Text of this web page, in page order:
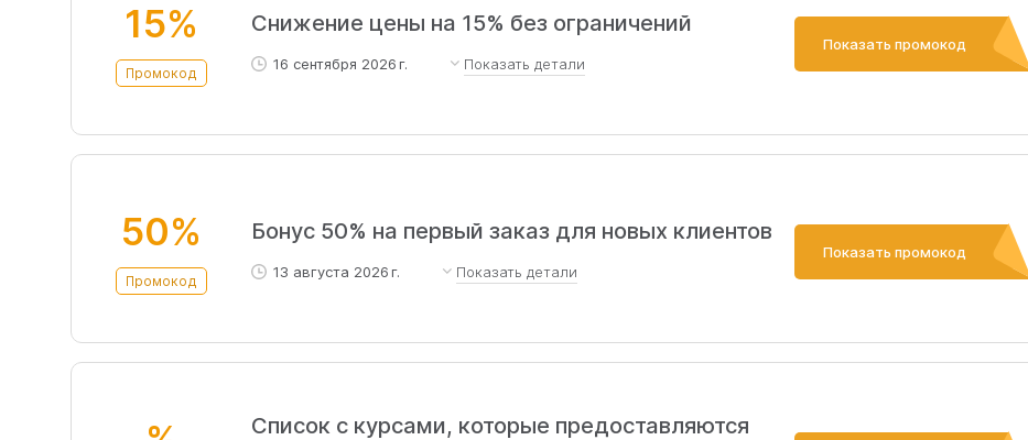
15%
Промокод
Снижение цены на 15% без ограничений
16 сентября 2026 г. Показать детали
Показать промокод
Скидка 15% Для всех пользователей Без ограничений на количество покупок. Не суммируется с другими
50%
Промокод
Бонус 50% на первый заказ для новых клиентов
13 августа 2026 г. Показать детали
Показать промокод
Скидка 50% рублей при покупке Только для новых пользователей. Без ограничений на количество
Список с курсами, которые предоставляются